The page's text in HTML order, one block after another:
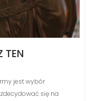
TEN
jest wybór
się na